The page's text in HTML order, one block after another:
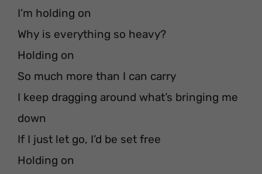
I’m holding on
Why is everything so heavy?
Holding on
So much more than I can carry
I keep dragging around what’s bringing me
down
If I just let go, I’d be set free
Holding on